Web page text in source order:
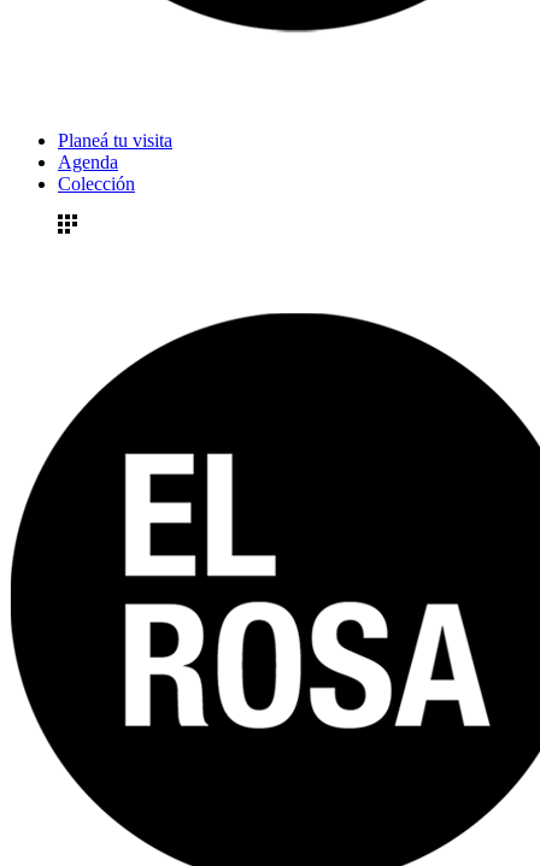
Planeá tu visita
Agenda
Colección